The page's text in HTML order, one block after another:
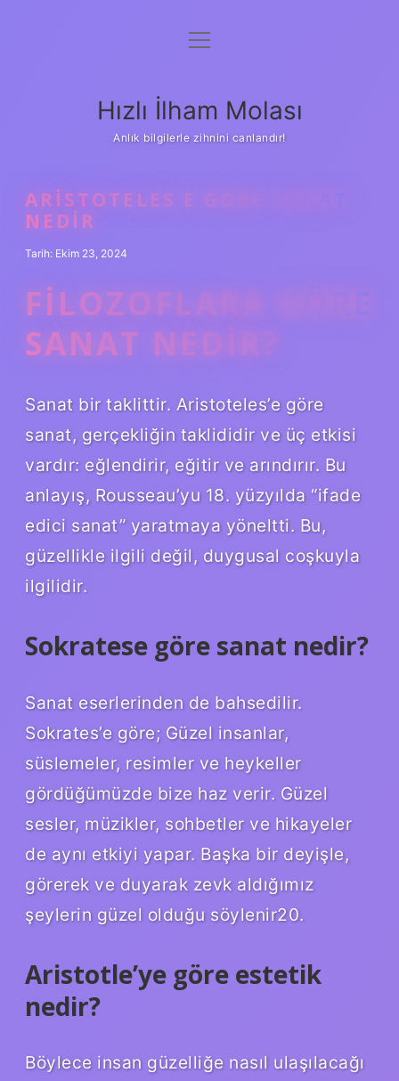
Anasayfa
Yasal Uyarı
menüyü
Hızlı İlham Molası
Anlık bilgilerle zihnini canlandır!
ARISTOTELES E GÖRE SANAT
NEDIR
Tarih: Ekim 23, 2024
FILOZOFLARA GÖRE
SANAT NEDIR?
Sanat bir taklittir. Aristoteles’e göre
sanat, gerçekliğin taklididir ve üç etkisi
vardır: eğlendirir, eğitir ve arındırır. Bu
anlayış, Rousseau’yu 18. yüzyılda “ifade
edici sanat” yaratmaya yöneltti. Bu,
güzellikle ilgili değil, duygusal coşkuyla
ilgilidir.
Sokratese göre sanat nedir?
Sanat eserlerinden de bahsedilir.
Sokrates’e göre; Güzel insanlar,
süslemeler, resimler ve heykeller
gördüğümüzde bize haz verir. Güzel
sesler, müzikler, sohbetler ve hikayeler
de aynı etkiyi yapar. Başka bir deyişle,
görerek ve duyarak zevk aldığımız
şeylerin güzel olduğu söylenir20.
Aristotle’ye göre estetik
nedir?
Böylece insan güzelliğe nasıl ulaşılacağı